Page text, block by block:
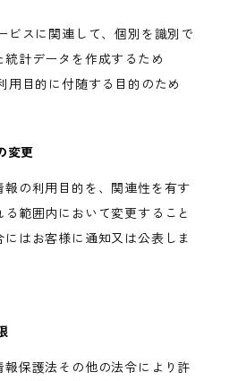
ビスに関連して、個別を識別で
計データを作成するため
用目的に付随する目的のため
変更
の利用目的を、関連性を有す
範囲内において変更すること
はお客様に通知又は公表しま
保護法その他の法令により許